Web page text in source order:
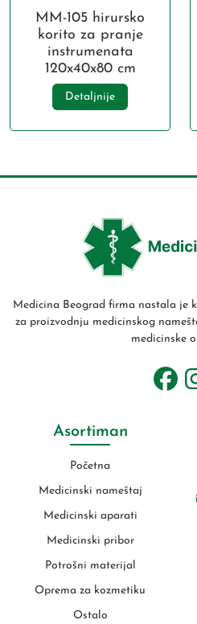
MM-105 hirursko
korito za pranje
instrumenata
120x40x80 cm
Detaljnije
Medicina Beograd firma nastala je
za proizvodnju medicinskog
medicinske
Asortiman
Početna
Medicinski nameštaj
Medicinski aparati
Medicinski pribor
Potrošni materijal
Oprema za kozmetiku
Ostalo